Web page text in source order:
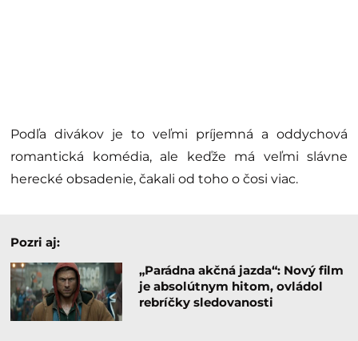
Podľa divákov je to veľmi príjemná a oddychová
romantická komédia, ale keďže má veľmi slávne
herecké obsadenie, čakali od toho o čosi viac.
Pozri aj:
„Parádna akčná jazda“: Nový film
je absolútnym hitom, ovládol
rebríčky sledovanosti